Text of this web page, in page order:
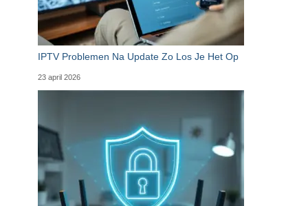
IPTV Problemen Na Update Zo Los Je Het Op
23 april 2026